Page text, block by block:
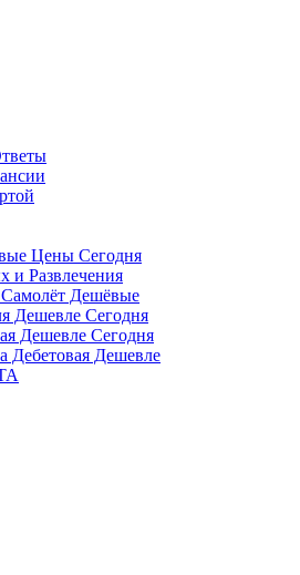
Цены Сегодня
и Развлечения
Дешёвые
Дешевле Сегодня
Дешевле Сегодня
Дебетовая Дешевле